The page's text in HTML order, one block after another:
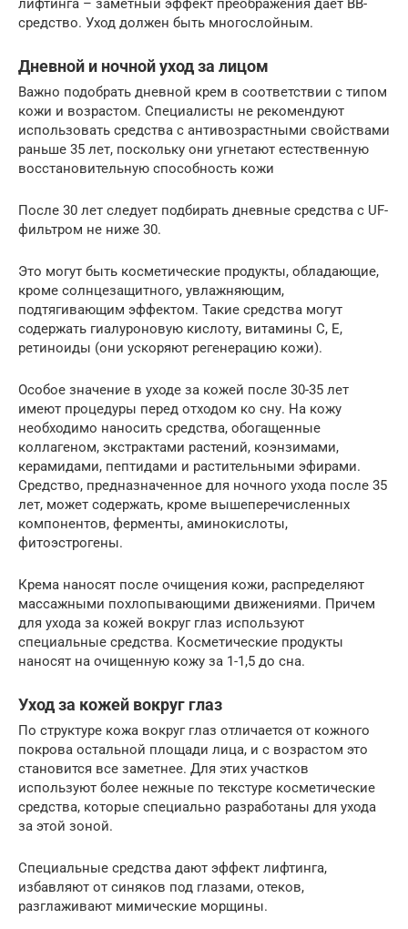
лифтинга – заметный эффект преображения дает BB-
средство. Уход должен быть многослойным.
Дневной и ночной уход за лицом
Важно подобрать дневной крем в соответствии с типом
кожи и возрастом. Специалисты не рекомендуют
использовать средства с антивозрастными свойствами
раньше 35 лет, поскольку они угнетают естественную
восстановительную способность кожи
После 30 лет следует подбирать дневные средства с UF-
фильтром не ниже 30.
Это могут быть косметические продукты, обладающие,
кроме солнцезащитного, увлажняющим,
подтягивающим эффектом. Такие средства могут
содержать гиалуроновую кислоту, витамины C, E,
ретиноиды (они ускоряют регенерацию кожи).
Особое значение в уходе за кожей после 30-35 лет
имеют процедуры перед отходом ко сну. На кожу
необходимо наносить средства, обогащенные
коллагеном, экстрактами растений, коэнзимами,
керамидами, пептидами и растительными эфирами.
Средство, предназначенное для ночного ухода после 35
лет, может содержать, кроме вышеперечисленных
компонентов, ферменты, аминокислоты,
фитоэстрогены.
Крема наносят после очищения кожи, распределяют
массажными похлопывающими движениями. Причем
для ухода за кожей вокруг глаз используют
специальные средства. Косметические продукты
наносят на очищенную кожу за 1-1,5 до сна.
Уход за кожей вокруг глаз
По структуре кожа вокруг глаз отличается от кожного
покрова остальной площади лица, и с возрастом это
становится все заметнее. Для этих участков
используют более нежные по текстуре косметические
средства, которые специально разработаны для ухода
за этой зоной.
Специальные средства дают эффект лифтинга,
избавляют от синяков под глазами, отеков,
разглаживают мимические морщины.